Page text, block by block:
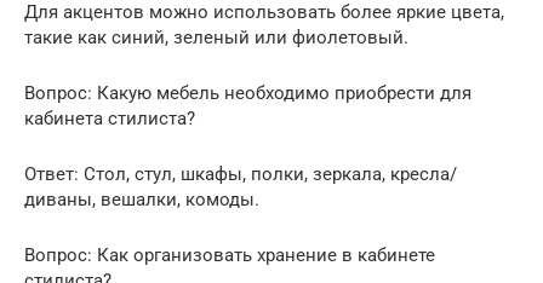
Для акцентов можно использовать более яркие цвета,
такие как синий, зеленый или фиолетовый.
Вопрос: Какую мебель необходимо приобрести для
кабинета стилиста?
Ответ: Стол, стул, шкафы, полки, зеркала, кресла/
диваны, вешалки, комоды.
Вопрос: Как организовать хранение в кабинете